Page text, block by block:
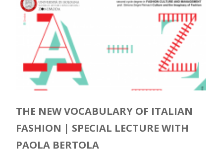
THE NEW VOCABULARY OF ITALIAN
FASHION | SPECIAL LECTURE WITH
PAOLA BERTOLA